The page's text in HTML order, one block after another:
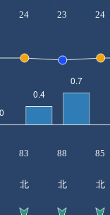
24 23 24
83 88 85
北 北 北